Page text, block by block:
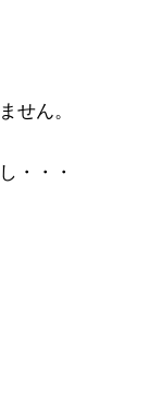
せん。
・・・